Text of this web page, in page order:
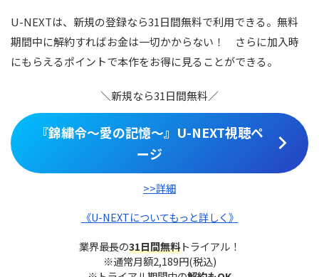
U-NEXTは、新規の登録なら31日間無料で利用できる。無料
期間中に解約すればお金は一切かからない！ さらに加入時
にもらえるポイントで本作をお得に見ることができる。
＼新規なら31日間無料／
『錦繍令～愛の記憶～』U-NEXT視聴ペ
ージ
>>詳細
《U-NEXTについてもっと詳しく》
業界最長の31日間無料トライアル！
※通常月額2,189円(税込)